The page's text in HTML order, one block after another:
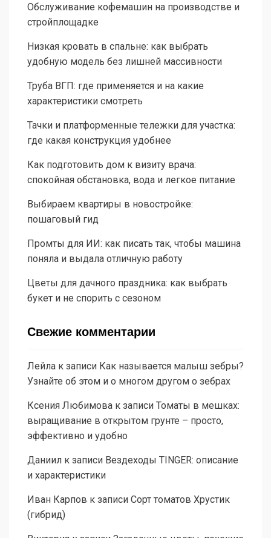
Обслуживание кофемашин на производстве и
стройплощадке
Низкая кровать в спальне: как выбрать
удобную модель без лишней массивности
Труба ВГП: где применяется и на какие
характеристики смотреть
Тачки и платформенные тележки для участка:
где какая конструкция удобнее
Как подготовить дом к визиту врача:
спокойная обстановка, вода и легкое питание
Выбираем квартиры в новостройке:
пошаговый гид
Промты для ИИ: как писать так, чтобы машина
поняла и выдала отличную работу
Цветы для дачного праздника: как выбрать
букет и не спорить с сезоном
Свежие комментарии
Лейла к записи Как называется малыш зебры?
Узнайте об этом и о многом другом о зебрах
Ксения Любимова к записи Томаты в мешках:
выращивание в открытом грунте – просто,
эффективно и удобно
Даниил к записи Вездеходы TINGER: описание
и характеристики
Иван Карпов к записи Сорт томатов Хрустик
(гибрид)